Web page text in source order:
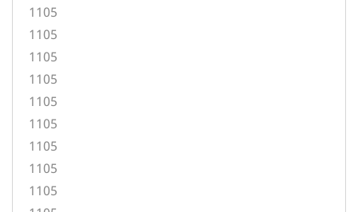
1105
1105
1105
1105
1105
1105
1105
1105
1105